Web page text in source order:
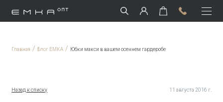
Главная / Блог EMKA / Юбки макси в вашем осеннем гардеробе
Назад к списку 11 августа 2016 г.